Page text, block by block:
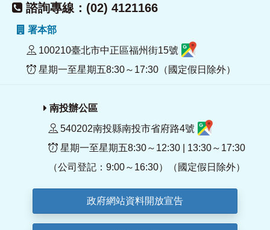
諮詢專線：(02) 4121166
署本部
100210臺北市中正區福州街15號
星期一至星期五8:30～17:30（國定假日除外）
南投辦公區
540202南投縣南投市省府路4號
星期一至星期五8:30～12:30 | 13:30～17:30
（公司登記：9:00～16:30）（國定假日除外）
政府網站資料開放宣告